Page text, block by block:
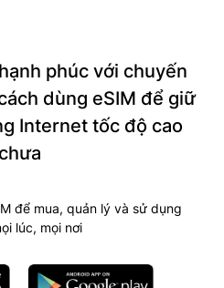
phúc với chuyến
dùng eSIM để giữ
Internet tốc độ cao
chưa
để mua, quản lý và sử dụng
lúc, mọi nơi